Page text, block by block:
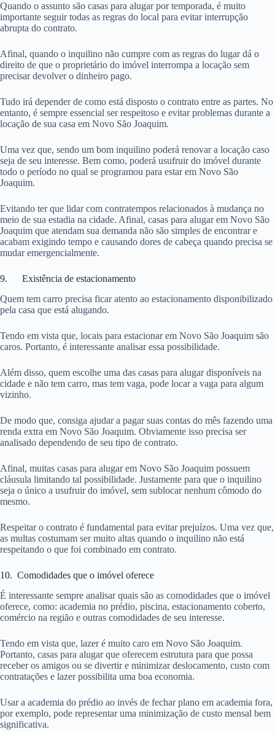
Quando o assunto são casas para alugar por temporada, é muito
importante seguir todas as regras do local para evitar interrupção
abrupta do contrato.
Afinal, quando o inquilino não cumpre com as regras do lugar dá o
direito de que o proprietário do imóvel interrompa a locação sem
precisar devolver o dinheiro pago.
Tudo irá depender de como está disposto o contrato entre as partes. No
entanto, é sempre essencial ser respeitoso e evitar problemas durante a
locação de sua casa em Novo São Joaquim.
Uma vez que, sendo um bom inquilino poderá renovar a locação caso
seja de seu interesse. Bem como, poderá usufruir do imóvel durante
todo o período no qual se programou para estar em Novo São
Joaquim.
Evitando ter que lidar com contratempos relacionados à mudança no
meio de sua estadia na cidade. Afinal, casas para alugar em Novo São
Joaquim que atendam sua demanda não são simples de encontrar e
acabam exigindo tempo e causando dores de cabeça quando precisa se
mudar emergencialmente.
9. Existência de estacionamento
Quem tem carro precisa ficar atento ao estacionamento disponibilizado
pela casa que está alugando.
Tendo em vista que, locais para estacionar em Novo São Joaquim são
caros. Portanto, é interessante analisar essa possibilidade.
Além disso, quem escolhe uma das casas para alugar disponíveis na
cidade e não tem carro, mas tem vaga, pode locar a vaga para algum
vizinho.
De modo que, consiga ajudar a pagar suas contas do mês fazendo uma
renda extra em Novo São Joaquim. Obviamente isso precisa ser
analisado dependendo de seu tipo de contrato.
Afinal, muitas casas para alugar em Novo São Joaquim possuem
cláusula limitando tal possibilidade. Justamente para que o inquilino
seja o único a usufruir do imóvel, sem sublocar nenhum cômodo do
mesmo.
Respeitar o contrato é fundamental para evitar prejuízos. Uma vez que,
as multas costumam ser muito altas quando o inquilino não está
respeitando o que foi combinado em contrato.
10. Comodidades que o imóvel oferece
É interessante sempre analisar quais são as comodidades que o imóvel
oferece, como: academia no prédio, piscina, estacionamento coberto,
comércio na região e outras comodidades de seu interesse.
Tendo em vista que, lazer é muito caro em Novo São Joaquim.
Portanto, casas para alugar que oferecem estrutura para que possa
receber os amigos ou se divertir e minimizar deslocamento, custo com
contratações e lazer possibilita uma boa economia.
Usar a academia do prédio ao invés de fechar plano em academia fora,
por exemplo, pode representar uma minimização de custo mensal bem
significativa.